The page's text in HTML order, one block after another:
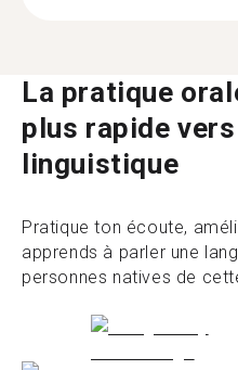
La pratique
plus rapide
linguistique
Pratique ton écoute,
apprends à parler une
personnes natives de